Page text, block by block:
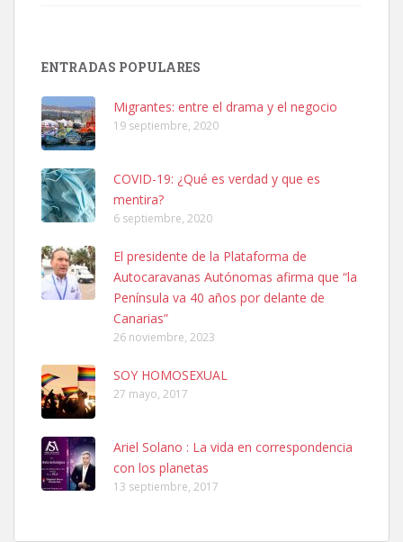
Leales.org » Gran Canaria
SHIBA PERDIDO AVDA JOSE MESA Y LOPEZ
PERRO MACHO RAZA SHIBA CON MICROCHIP PERDIDO HOY
06/07/2025 ZONA MESA Y LOPEZ. ES MUY ASUSTADIZO
Leales.org » Gran Canaria
6.7.2025
Ninfa perdida
El día 5 se los perdió una ninfa papillera, asustada tiene miedo a la
calle, se perdió por la zon...
ENTRADAS POPULARES
Migrantes: entre el drama y el negocio
19 septiembre, 2020
COVID-19: ¿Qué es verdad y que es
mentira?
6 septiembre, 2020
El presidente de la Plataforma de
Autocaravanas Autónomas afirma que “la
Península va 40 años por delante de
Canarias”
26 noviembre, 2023
SOY HOMOSEXUAL
27 mayo, 2017
Ariel Solano : La vida en correspondencia
con los planetas
13 septiembre, 2017